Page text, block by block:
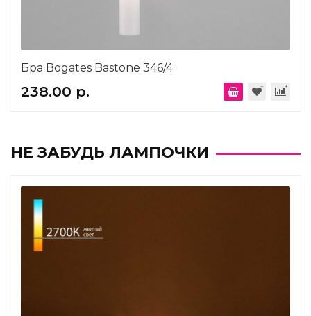
Бра Bogates Bastone 346/4
238.00 р.
НЕ ЗАБУДЬ ЛАМПОЧКИ